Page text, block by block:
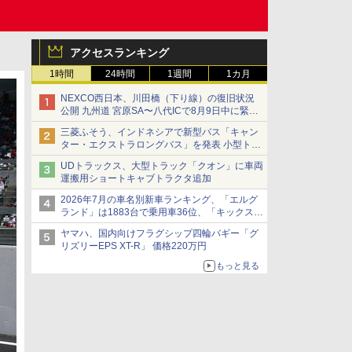
アクセスランキング
1時間 24時間 1週間 1カ月
NEXCO西日本、川田橋（下り線）の復旧状況
公開 九州道 宮原SA〜八代ICで8月9日中に緊急
車両を通行可能に
三菱ふそう、インドネシアで新型バス「キャン
ター・エクストラロングバス」を発表 小型トラ
ックベースの観光・旅客輸送向けバス
UDトラックス、大型トラック「クオン」に車両
運搬用ショートキャブトラクタ追加
2026年7月の車名別新車ランキング、「エルグ
ランド」は1883台で乗用車36位、「キックス」
は2591台で27位に
ヤマハ、国内向けフラグシップ四輪バギー「グ
リズリーEPS XT-R」 価格220万円
もっと見る